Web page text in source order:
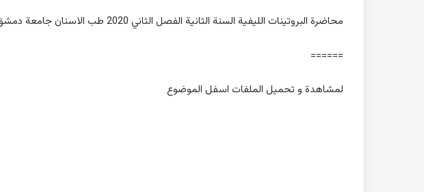
محاضرة البروتينات الليفية السنة الثانية الفصل الثاني 2020 طب الاسنان جامعة دمشق
======
لمشاهدة و تحميل الملفات اسفل الموضوع